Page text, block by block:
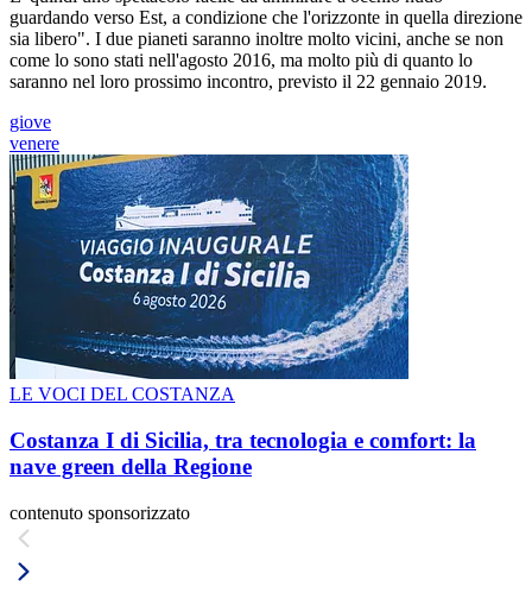
guardando verso Est, a condizione che l'orizzonte in quella direzione
sia libero". I due pianeti saranno inoltre molto vicini, anche se non
come lo sono stati nell'agosto 2016, ma molto più di quanto lo
saranno nel loro prossimo incontro, previsto il 22 gennaio 2019.
giove
venere
LE VOCI DEL COSTANZA
Costanza I di Sicilia, tra tecnologia e comfort: la
nave green della Regione
contenuto sponsorizzato